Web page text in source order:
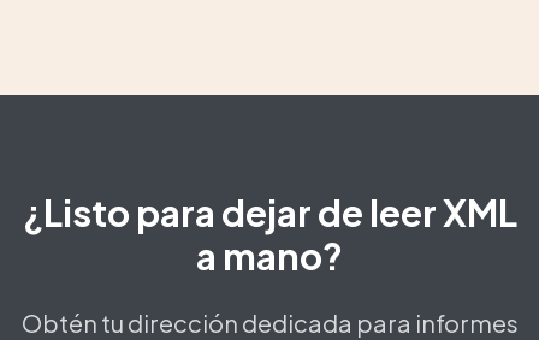
¿Listo para dejar de leer XML
a mano?
Obtén tu dirección dedicada para informes